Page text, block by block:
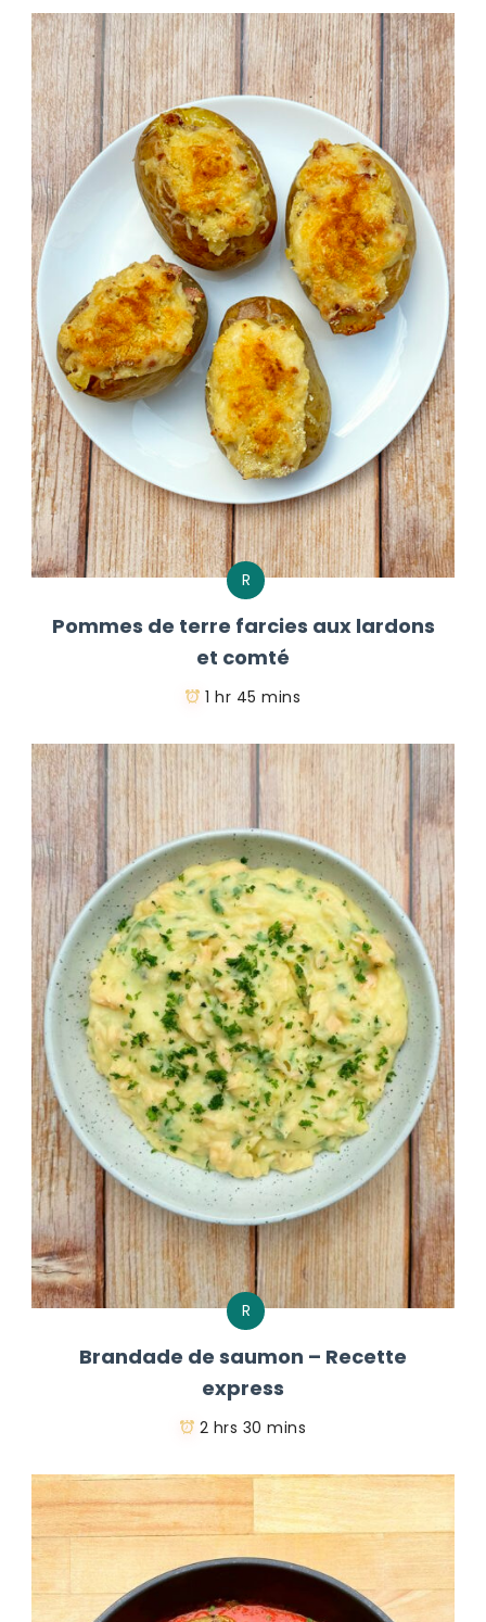
R
Pommes de terre farcies aux lardons
et comté
1 hr 45 mins
R
Brandade de saumon – Recette
express
2 hrs 30 mins